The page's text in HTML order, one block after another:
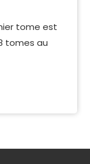
tome est
tomes au